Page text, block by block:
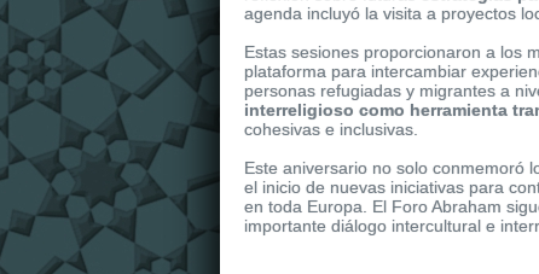
agenda incluyó la visita a proyectos
Estas sesiones proporcionaron a los
plataforma para intercambiar
personas refugiadas y migrantes a
interreligioso como herramienta
cohesivas e inclusivas.
Este aniversario no solo conmemoró
el inicio de nuevas iniciativas para
en toda Europa. El Foro Abraham
importante diálogo intercultural e